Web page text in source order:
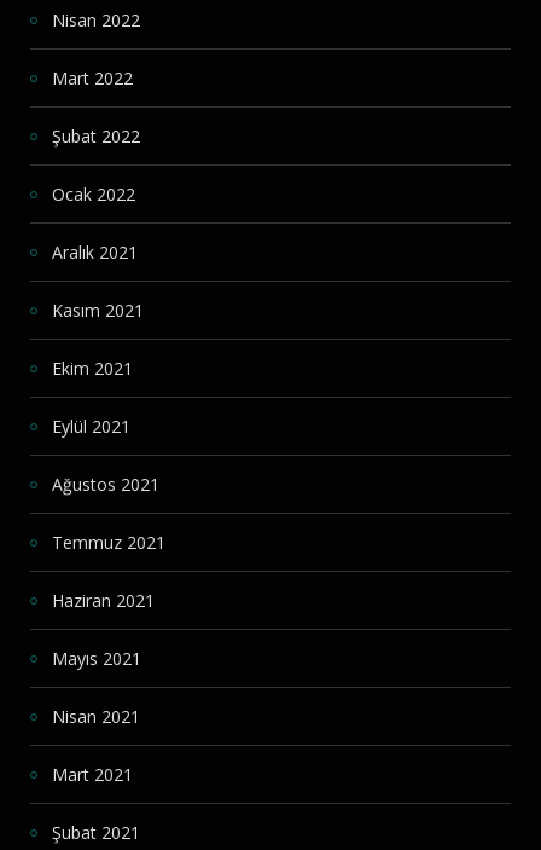
Nisan 2022
Mart 2022
Şubat 2022
Ocak 2022
Aralık 2021
Kasım 2021
Ekim 2021
Eylül 2021
Ağustos 2021
Temmuz 2021
Haziran 2021
Mayıs 2021
Nisan 2021
Mart 2021
Şubat 2021